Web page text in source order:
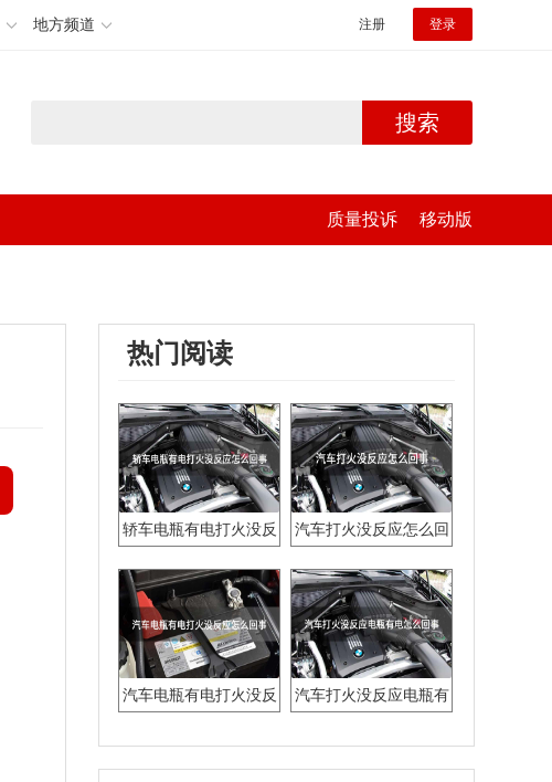
地方频道 注册 登录
搜索
质量投诉 移动版
热门阅读
轿车电瓶有电打火没反
汽车打火没反应怎么回
汽车电瓶有电打火没反
汽车打火没反应电瓶有